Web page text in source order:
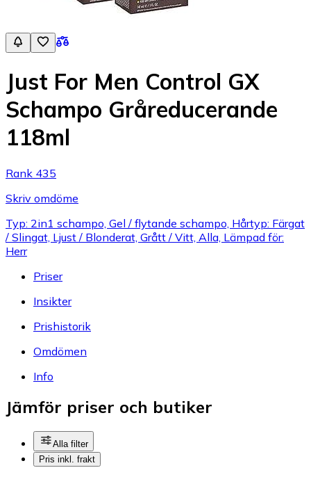
Just For Men Control GX
Schampo Gråreducerande
118ml
Rank 435
Skriv omdöme
Typ: 2in1 schampo, Gel / flytande schampo, Hårtyp: Färgat
/ Slingat, Ljust / Blonderat, Grått / Vitt, Alla, Lämpad för:
Herr
Priser
Insikter
Prishistorik
Omdömen
Info
Jämför priser och butiker
Alla filter
Pris inkl. frakt